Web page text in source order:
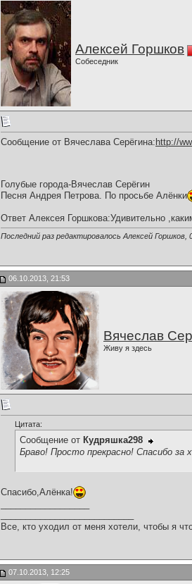
Алексей Горшков
Собеседник
Сообщение от Вячеслава Серёгина: http://
Голубые города-Вячеслав Серёгин
Песня Андрея Петрова. По просьбе Алёнки
Ответ Алексея Горшкова:Удивительно
Последний раз редактировалось Алексей Горшков,
06.10.2013, 21:53
Вячеслав
Живу я здесь
Цитата:
Сообщение от Кудряшка298
Браво! Просто прекрасно! Спасибо за
Спасибо,Алёнка!
Все, кто уходил от меня хотели, чтобы я
07.10.2013, 12:25